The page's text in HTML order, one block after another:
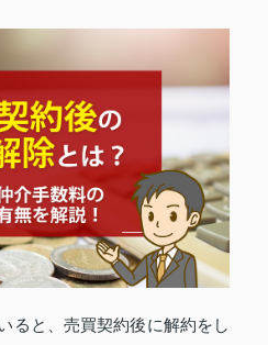
ると、売買契約後に解約をし